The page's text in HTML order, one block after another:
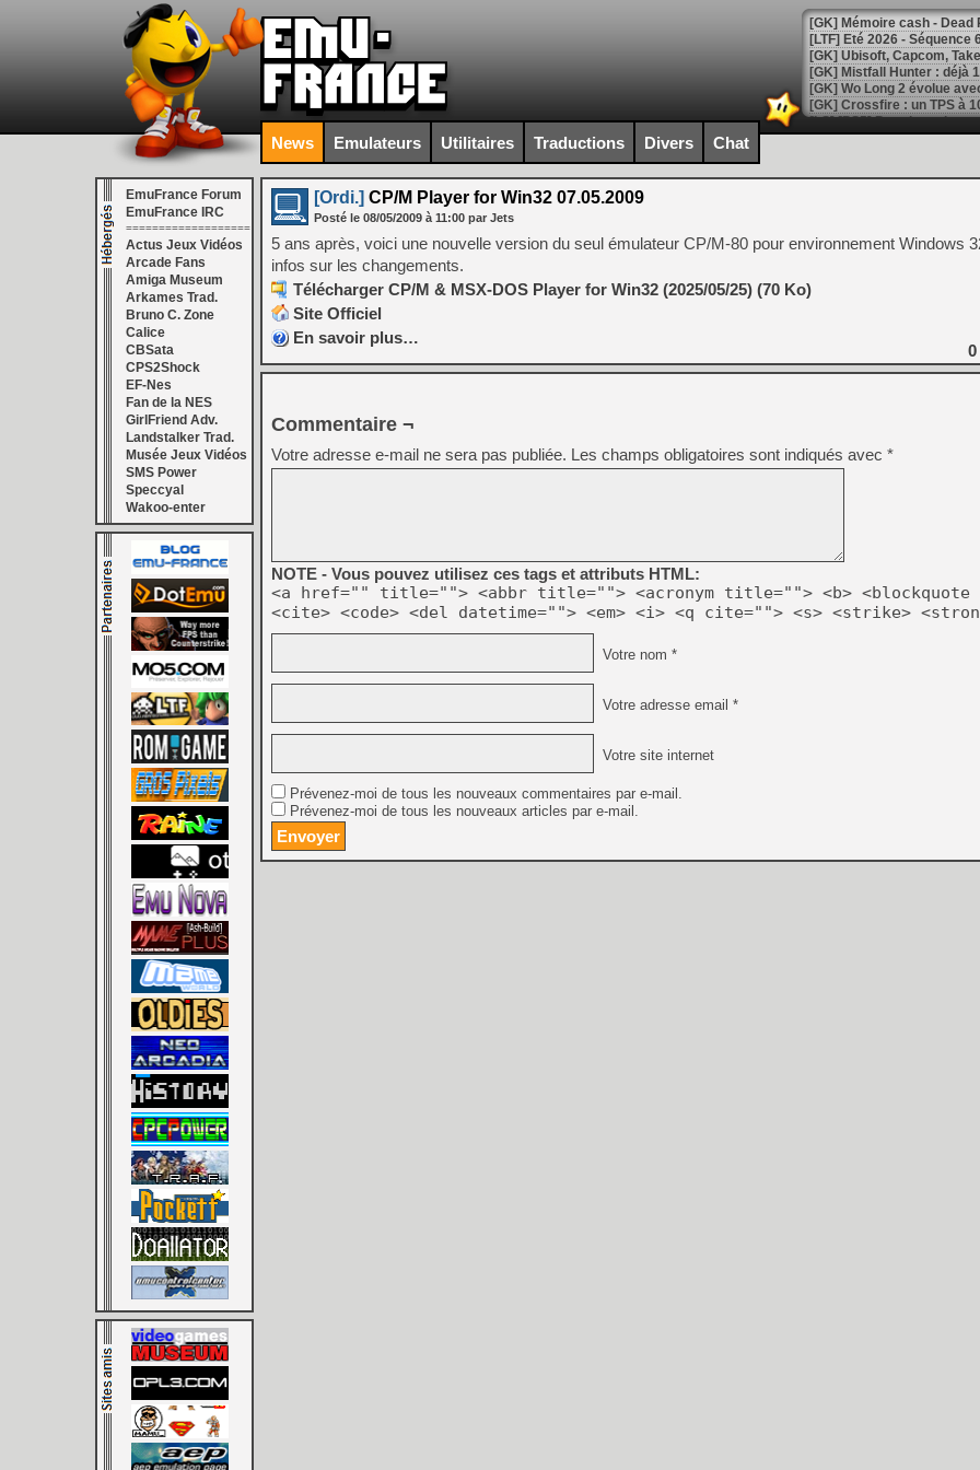
[LTF] Eté 2026 - Séquence
[GK] Mistfall Hunter : déjà
[GK] Wo Long 2 évolue
[GK] Crossfire : un TPS à
[LS] [PS5] Premiers
[Mo5] DOOM arrive en
[GK] Bethesda fête les 30
[GK] Roblox : l'action en
[GK] Agenda - GeForce
[GK] Devolver Digital en a
[LS] [PS5] ps5-y2jb-
[GK] Pourquoi Marvel
[GK] Test : Restory : Chill
[GK] GTA 6 : Rockstar
[GK] Hot Wheels Infinite
[GK] Mémoire cash -
[GK] Résultats Nintendo :
[GK] Déjà des
[Mo5] Brickboy cherche à
[GK] Minecraft et ses «
[GK] Beast of
[GK] Ubisoft : fin de partie
[GK] Mémoire cash -
[GK] Dan Houser (GTA)
[GK] Comment EA Sports
[GK] Crimson Moon : un
[GK] Isle of Reveries : le
[GK] Moonlighter 2 : The
[GK] Capcom relance
[GK] Guillermo del Toro
News Emulateurs Utilitaires Traductions Divers Chat
EmuFrance Forum
EmuFrance IRC
===================
Actus Jeux Vidéos
Arcade Fans
Amiga Museum
Arkames Trad.
Bruno C. Zone
Calice
CBSata
CPS2Shock
EF-Nes
Fan de la NES
GirlFriend Adv.
Landstalker Trad.
Musée Jeux Vidéos
SMS Power
Speccyal
Wakoo-enter
[Ordi.] CP/M Player for Win32 07.05.2009
Posté le 08/05/2009 à 11:00 par Jets
5 ans après, voici une nouvelle version du seul émulateur CP/M-80 pour environnement Windows
infos sur les changements.
Télécharger CP/M & MSX-DOS Player for Win32 (2025/05/25) (70 Ko)
Site Officiel
En savoir plus…
0
Commentaire ¬
Votre adresse e-mail ne sera pas publiée. Les champs obligatoires sont indiqués avec *
NOTE - Vous pouvez utilisez ces tags et attributs HTML:
<a href="" title=""> <abbr title=""> <acronym title=""> <b> <blockquote
<cite> <code> <del datetime=""> <em> <i> <q cite=""> <s> <strike>
Votre nom *
Votre adresse email *
Votre site internet
Prévenez-moi de tous les nouveaux commentaires par e-mail.
Prévenez-moi de tous les nouveaux articles par e-mail.